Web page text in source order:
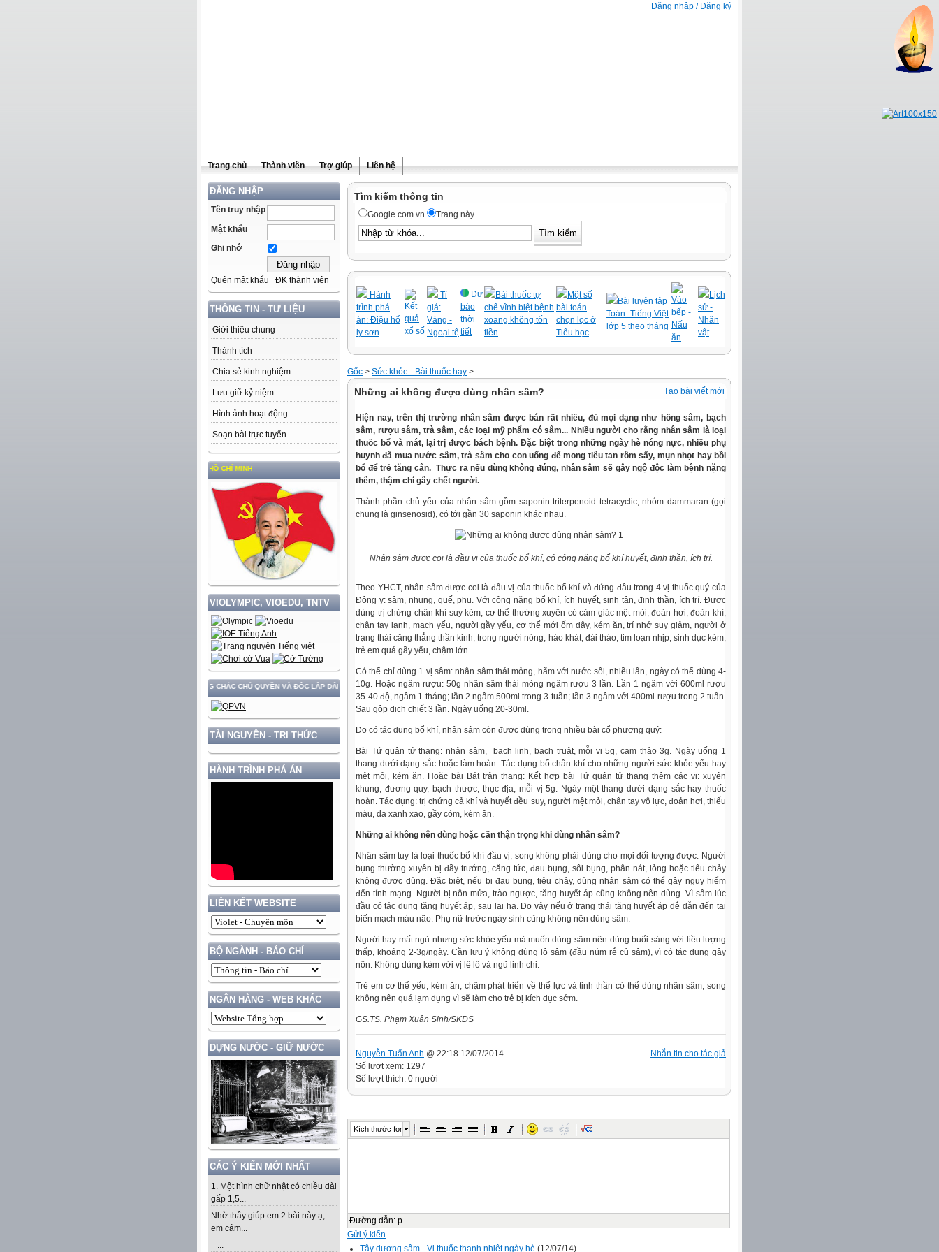
Đăng nhập / Đăng ký
Trang chủ Thành viên Trợ giúp Liên hệ
ĐĂNG NHẬP
Tên truy nhập
Mật khẩu
Ghi nhớ
Quên mật khẩu ĐK thành viên
THÔNG TIN - TƯ LIỆU
Giới thiệu chung
Thành tích
Chia sẻ kinh nghiệm
Lưu giữ kỷ niệm
Hình ảnh hoạt động
Soạn bài trực tuyến
LÀM THEO TƯ TƯỞNG, ĐẠO ĐỨC, PHONG CÁCH HỒ CHÍ MINH
VIOLYMPIC, VIOEDU, TNTV
VÀ PHÁT TRIỂN ĐẤT NƯỚC GẮN VỚI BẢO VỆ VỮNG CHẮC CHỦ QUYỀN VÀ ĐỘC LẬP DÂN TỘC!
TÀI NGUYÊN - TRI THỨC
HÀNH TRÌNH PHÁ ÁN
LIÊN KẾT WEBSITE
BỘ NGÀNH - BÁO CHÍ
NGÂN HÀNG - WEB KHÁC
DỰNG NƯỚC - GIỮ NƯỚC
CÁC Ý KIẾN MỚI NHẤT
1. Một hình chữ nhật có chiều dài
gấp 1,5...
Nhờ thầy giúp em 2 bài này ạ,
em cảm...
...
Tìm kiếm thông tin
Google.com.vn Trang này
Hành
trình phá
án: Điệu hổ
ly sơn
Kết
quả
xổ số
Tỉ
giá:
Vàng -
Ngoại tệ
Dự
báo
thời
tiết
Bài thuốc tự
chế vĩnh biệt bệnh
xoang không tốn
tiền
Một số
bài toán
chọn lọc ở
Tiểu học
Bài luyện tập
Toán- Tiếng Việt
lớp 5 theo tháng
Vào
bếp -
Nấu
ăn
Lịch
sử -
Nhân
vật
Gốc > Sức khỏe - Bài thuốc hay >
Tạo bài viết mới
Những ai không được dùng nhân sâm?
Hiện nay, trên thị trường nhân sâm được bán rất nhiều, đủ mọi dạng như hồng sâm, bạch
sâm, rượu sâm, trà sâm, các loại mỹ phẩm có sâm... Nhiều người cho rằng nhân sâm là loại
thuốc bổ và mát, lại trị được bách bệnh. Đặc biệt trong những ngày hè nóng nực, nhiều phụ
huynh đã mua nước sâm, trà sâm cho con uống để mong tiêu tan rôm sẩy, mụn nhọt hay bồi
bổ để trẻ tăng cân. Thực ra nếu dùng không đúng, nhân sâm sẽ gây ngộ độc làm bệnh nặng
thêm, thậm chí gây chết người.
Thành phần chủ yếu của nhân sâm gồm saponin triterpenoid tetracyclic, nhóm dammaran (gọi
chung là ginsenosid), có tới gần 30 saponin khác nhau.
Nhân sâm được coi là đầu vị của thuốc bổ khí, có công năng bổ khí huyết, định thần, ích trí.
Theo YHCT, nhân sâm được coi là đầu vị của thuốc bổ khí và đứng đầu trong 4 vị thuốc quý của
Đông y: sâm, nhung, quế, phụ. Với công năng bổ khí, ích huyết, sinh tân, định thần, ích trí. Được
dùng trị chứng chân khí suy kém, cơ thể thường xuyên có cảm giác mệt mỏi, đoản hơi, đoản khí,
chân tay lạnh, mạch yếu, người gầy yếu, cơ thể mới ốm dậy, kém ăn, trí nhớ suy giảm, người ở
trạng thái căng thẳng thần kinh, trong người nóng, háo khát, đái tháo, tim loạn nhịp, sinh dục kém,
trẻ em quá gầy yếu, chậm lớn.
Có thể chỉ dùng 1 vị sâm: nhân sâm thái mỏng, hãm với nước sôi, nhiều lần, ngày có thể dùng 4-
10g. Hoặc ngâm rượu: 50g nhân sâm thái mỏng ngâm rượu 3 lần. Lần 1 ngâm với 600ml rượu
35-40 độ, ngâm 1 tháng; lần 2 ngâm 500ml trong 3 tuần; lần 3 ngâm với 400ml rượu trong 2 tuần.
Sau gộp dịch chiết 3 lần. Ngày uống 20-30ml.
Do có tác dụng bổ khí, nhân sâm còn được dùng trong nhiều bài cổ phương quý:
Bài Tứ quân tử thang: nhân sâm, bạch linh, bạch truật, mỗi vị 5g, cam thảo 3g. Ngày uống 1
thang dưới dạng sắc hoặc làm hoàn. Tác dụng bổ chân khí cho những người sức khỏe yếu hay
mệt mỏi, kém ăn. Hoặc bài Bát trân thang: Kết hợp bài Tứ quân tử thang thêm các vị: xuyên
khung, đương quy, bạch thược, thục địa, mỗi vị 5g. Ngày một thang dưới dạng sắc hay thuốc
hoàn. Tác dụng: trị chứng cả khí và huyết đều suy, người mệt mỏi, chân tay vô lực, đoản hơi, thiếu
máu, da xanh xao, gầy còm, kém ăn.
Những ai không nên dùng hoặc cần thận trọng khi dùng nhân sâm?
Nhân sâm tuy là loại thuốc bổ khí đầu vị, song không phải dùng cho mọi đối tượng được. Người
bụng thường xuyên bị đầy trướng, căng tức, đau bụng, sôi bụng, phân nát, lỏng hoặc tiêu chảy
không được dùng. Đặc biệt, nếu bị đau bụng, tiêu chảy, dùng nhân sâm có thể gây nguy hiểm
đến tính mạng. Người bị nôn mửa, trào ngược, tăng huyết áp cũng không nên dùng. Vì sâm lúc
đầu có tác dụng tăng huyết áp, sau lại hạ. Do vậy nếu ở trạng thái tăng huyết áp dễ dẫn đến tai
biến mạch máu não. Phụ nữ trước ngày sinh cũng không nên dùng sâm.
Người hay mất ngủ nhưng sức khỏe yếu mà muốn dùng sâm nên dùng buổi sáng với liều lượng
thấp, khoảng 2-3g/ngày. Cần lưu ý không dùng lô sâm (đầu núm rễ củ sâm), vì có tác dụng gây
nôn. Không dùng kèm với vị lê lô và ngũ linh chi.
Trẻ em cơ thể yếu, kém ăn, chậm phát triển về thể lực và tinh thần có thể dùng nhân sâm, song
không nên quá lạm dụng vì sẽ làm cho trẻ bị kích dục sớm.
GS.TS. Phạm Xuân Sinh/SKĐS
Nhắn tin cho tác giả
Nguyễn Tuấn Anh @ 22:18 12/07/2014
Số lượt xem: 1297
Số lượt thích: 0 người
Kích thước font
Đường dẫn: p
Gửi ý kiến
Tây dương sâm - Vị thuốc thanh nhiệt ngày hè (12/07/14)